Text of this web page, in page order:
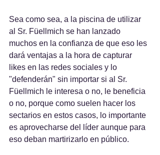
Sea como sea, a la piscina de utilizar
al Sr. Füellmich se han lanzado
muchos en la confianza de que eso les
dará ventajas a la hora de capturar
likes en las redes sociales y lo
"defenderán" sin importar si al Sr.
Füellmich le interesa o no, le beneficia
o no, porque como suelen hacer los
sectarios en estos casos, lo importante
es aprovecharse del líder aunque para
eso deban martirizarlo en público.